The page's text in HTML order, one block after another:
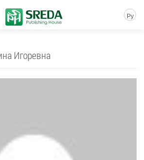
Ру
Игоревна